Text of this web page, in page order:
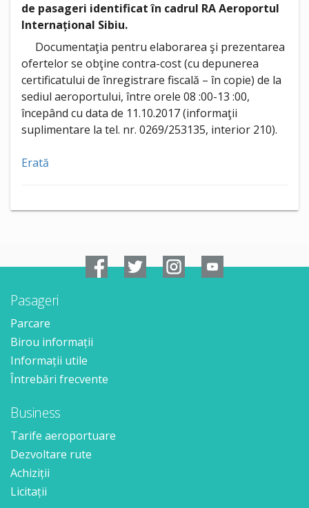
de pasageri identificat în cadrul RA Aeroportul
Internațional Sibiu.
Documentaţia pentru elaborarea şi prezentarea
ofertelor se obţine contra-cost (cu depunerea
certificatului de înregistrare fiscală – în copie) de la
sediul aeroportului, între orele 08 :00-13 :00,
începând cu data de 11.10.2017 (informaţii
suplimentare la tel. nr. 0269/253135, interior 210).
Erată
Pasageri
Parcare
Birou informații
Informații utile
Întrebări frecvente
Business
Tarife aeroportuare
Dezvoltare rute
Achiziții
Licitații